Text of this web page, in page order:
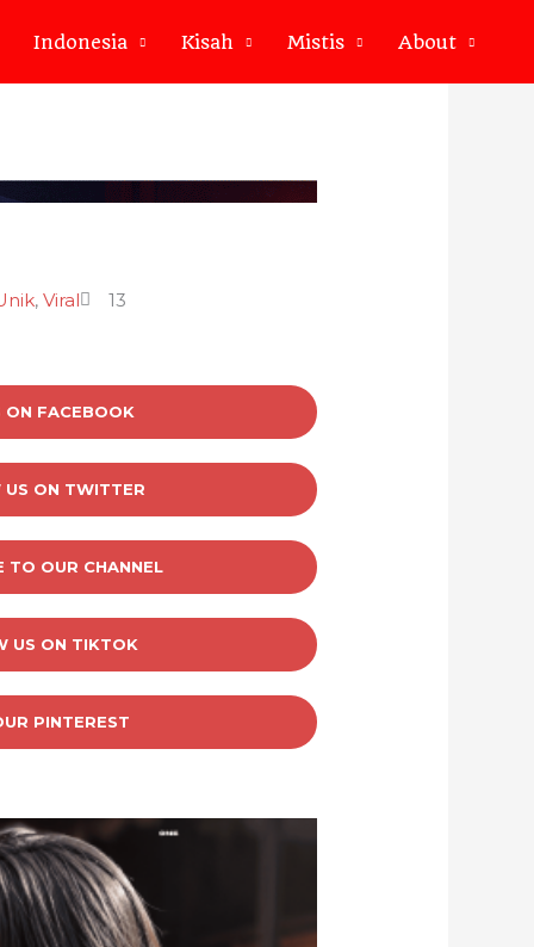
Indonesia Kisah Mistis About
, Viral 13
ON FACEBOOK
US ON TWITTER
TO OUR CHANNEL
US ON TIKTOK
PINTEREST